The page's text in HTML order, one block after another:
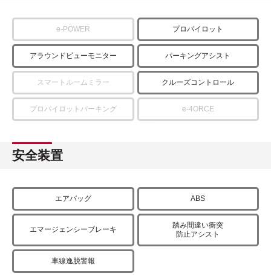
e-POWER プロパイロット
アラウンドビューモニター パーキングアシスト
スマートルームミラー クルーズコントロール
プロパイロットパーキング e-4ORCE
安全装置
エアバッグ ABS
エマージェンシーブレーキ
踏み間違い衝突
防止アシスト
車線逸脱警報